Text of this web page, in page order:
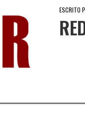
ESCRITO